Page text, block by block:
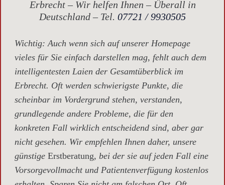
Erbrecht – Wir helfen Ihnen – Überall in
Deutschland – Tel. 07721 / 9930505
Wichtig: Auch wenn sich auf unserer Homepage
vieles für Sie einfach darstellen mag, fehlt auch dem
intelligentesten Laien der Gesamtüberblick im
Erbrecht. Oft werden schwierigste Punkte, die
scheinbar im Vordergrund stehen, verstanden,
grundlegende andere Probleme, die für den
konkreten Fall wirklich entscheidend sind, aber gar
nicht gesehen. Wir empfehlen Ihnen daher, unsere
günstige Erstberatung, bei der sie auf jeden Fall eine
Vorsorgevollmacht und Patientenverfügung kostenlos